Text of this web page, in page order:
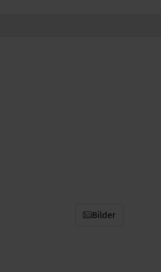
Bilder